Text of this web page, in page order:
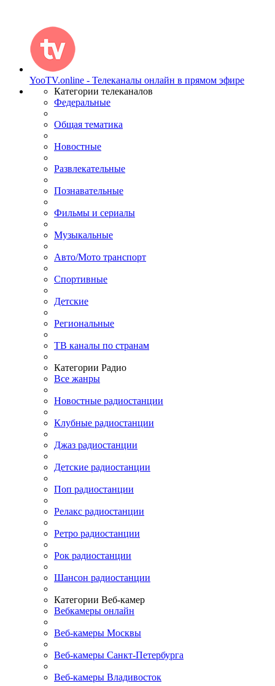
YooTV.online - Телеканалы онлайн в прямом эфире
Категории телеканалов
Федеральные
Общая тематика
Новостные
Развлекательные
Познавательные
Фильмы и сериалы
Музыкальные
Авто/Мото транспорт
Спортивные
Детские
Региональные
ТВ каналы по странам
Категории Радио
Все жанры
Новостные радиостанции
Клубные радиостанции
Джаз радиостанции
Детские радиостанции
Поп радиостанции
Релакс радиостанции
Ретро радиостанции
Рок радиостанции
Шансон радиостанции
Категории Веб-камер
Вебкамеры онлайн
Веб-камеры Москвы
Веб-камеры Санкт-Петербурга
Веб-камеры Владивосток